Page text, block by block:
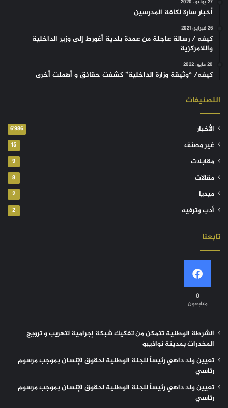
أخبار سارة لكافة المدرسين
26 فبراير، 2021
كيفه / رسالة عاجلة من عمدة بلدية أغورط إلى وزير الداخلية
واللامركزية
20 مايو، 2022
كيفه/ “وثيقة وزارة الداخلية” كشفت حقائق و أهملت أخرى
التصنيفات
الأخبار 6٬986
غير مصنف 15
مقابلات 9
مقالات 8
ميديا 2
أدب وترفيه 2
تابعنا
0
متابعون
الشرطة الوطنية تتمكن من تفكيك شبكة إجرامية لتهريب و ترويج
المخدرات بمدينة نواذيبو
تعيين ولد داهي رئيساً للجنة الوطنية لحقوق الإنسان بموجب مرسوم
رئاسي
تعيين ولد داهي رئيساً للجنة الوطنية لحقوق الإنسان بموجب مرسوم
رئاسي